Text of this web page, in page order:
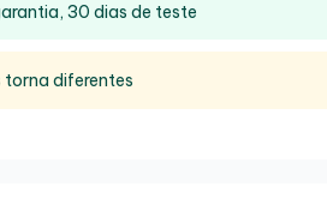
30 dias de teste
torna diferentes